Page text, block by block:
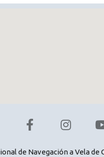
de Navegación a Vela